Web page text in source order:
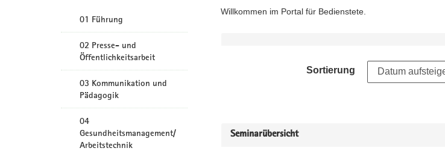
01 Führung
02 Presse- und
Öffentlichkeitsarbeit
03 Kommunikation und
Pädagogik
04
Gesundheitsmanagement/
Arbeitstechnik
Willkommen im Portal für Bedienstete.
Sortierung
Seminarübersicht